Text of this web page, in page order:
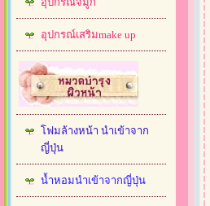
อุปกรณ์เสริมmake up
โฟมล้างหน้า นำเข้าจาก
ญี่ปุ่น
น้ำหอมนำเข้าจากญี่ปุ่น